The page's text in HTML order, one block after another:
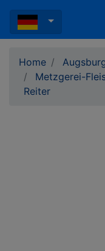
Home
Metzgerei-
Reiter